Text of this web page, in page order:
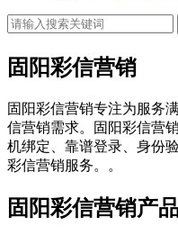
固阳彩信营销
固阳彩信营销专注为服务
信营销需求。固阳彩信营
机绑定、靠谱登录、身份
彩信营销服务。。
固阳彩信营销产